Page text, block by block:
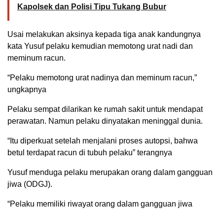
Kapolsek dan Polisi Tipu Tukang Bubur
Usai melakukan aksinya kepada tiga anak kandungnya
kata Yusuf pelaku kemudian memotong urat nadi dan
meminum racun.
“Pelaku memotong urat nadinya dan meminum racun,”
ungkapnya
Pelaku sempat dilarikan ke rumah sakit untuk mendapat
perawatan. Namun pelaku dinyatakan meninggal dunia.
“Itu diperkuat setelah menjalani proses autopsi, bahwa
betul terdapat racun di tubuh pelaku” terangnya
Yusuf menduga pelaku merupakan orang dalam gangguan
jiwa (ODGJ).
“Pelaku memiliki riwayat orang dalam gangguan jiwa